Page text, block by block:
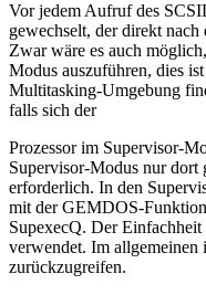
Vor jedem Aufruf des
gewechselt, der direkt
Zwar wäre es auch
Modus auszuführen, dies
Multitasking-Umgebung
falls sich der
Prozessor im Supervisor-
Supervisor-Modus nur dort
erforderlich. In den
mit der GEMDOS-
SupexecQ. Der
verwendet. Im allgemeinen
zurückzugreifen.